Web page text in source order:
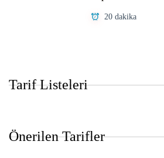
20 dakika
Tarif Listeleri
Önerilen Tarifler